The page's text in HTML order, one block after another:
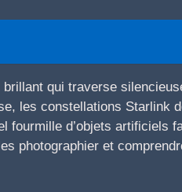
qui traverse
les constellations Starlink
fourmille d’objets artificiels
photographier et